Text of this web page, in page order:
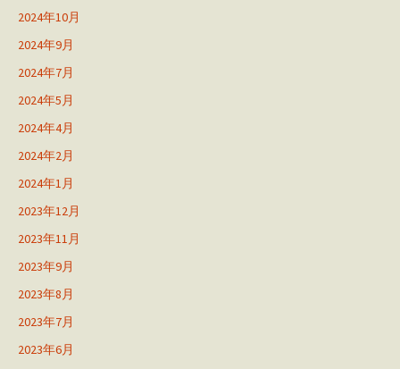
2024年10月
2024年9月
2024年7月
2024年5月
2024年4月
2024年2月
2024年1月
2023年12月
2023年11月
2023年9月
2023年8月
2023年7月
2023年6月